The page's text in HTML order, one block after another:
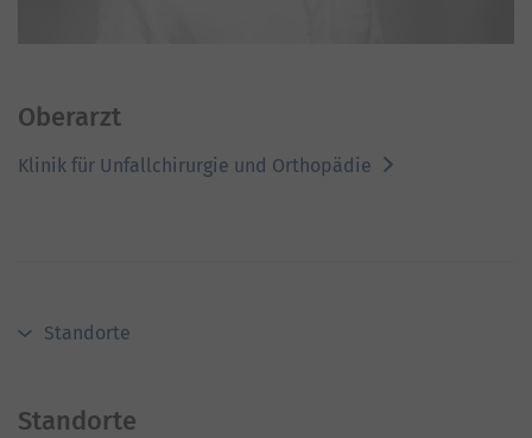
Oberarzt
Klinik für Unfallchirurgie und Orthopädie
Standorte
Standorte